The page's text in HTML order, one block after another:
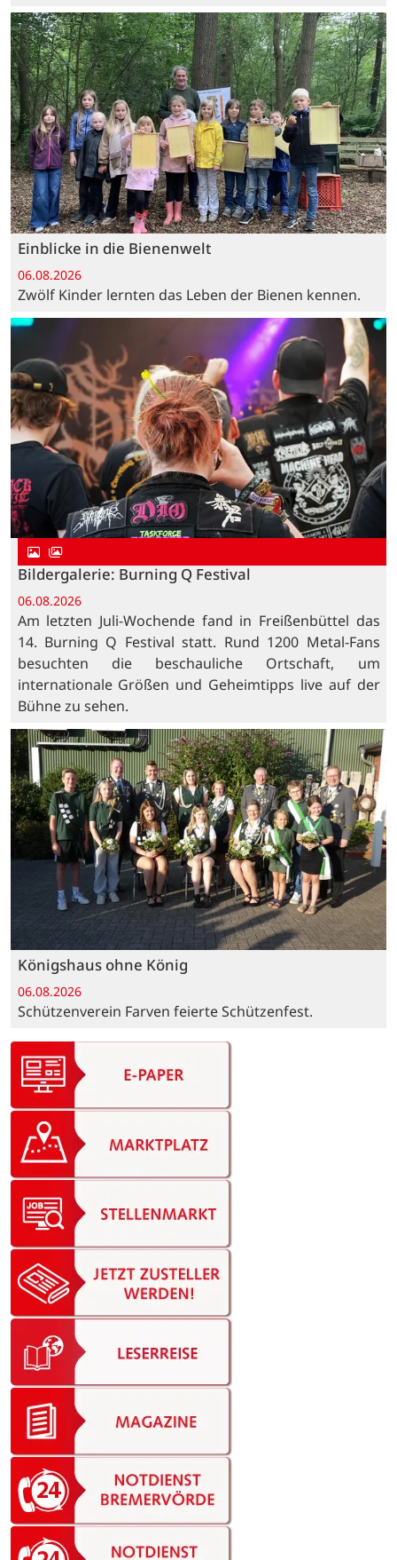
Einblicke in die Bienenwelt
06.08.2026
Zwölf Kinder lernten das Leben der Bienen kennen.
Bildergalerie: Burning Q Festival
06.08.2026
Am letzten Juli-Wochende fand in Freißenbüttel das
14. Burning Q Festival statt. Rund 1200 Metal-Fans
besuchten die beschauliche Ortschaft, um
internationale Größen und Geheimtipps live auf der
Bühne zu sehen.
Königshaus ohne König
06.08.2026
Schützenverein Farven feierte Schützenfest.